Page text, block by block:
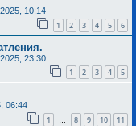
10:14
1 2 3 4 5 6
23:30
1 2 3 4 5
06:44
1 … 8 9 10 11